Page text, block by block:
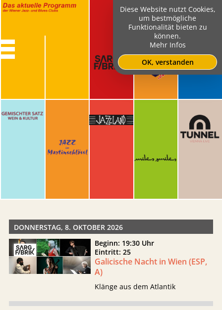
DONNERSTAG, 8. OKTOBER 2026
Beginn: 19:30 Uhr
Eintritt: 25
Galicische Nacht in Wien (ESP,
A)
Klänge aus dem Atlantik
Diese Website nutzt Cookies,
um bestmögliche
Funktionalität bieten zu
können.
Mehr Infos
OK, verstanden